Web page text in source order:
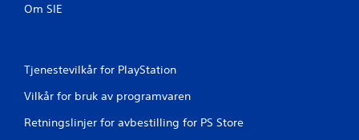
Om SIE
Tjenestevilkår for PlayStation
Vilkår for bruk av programvaren
Retningslinjer for avbestilling for PS Store